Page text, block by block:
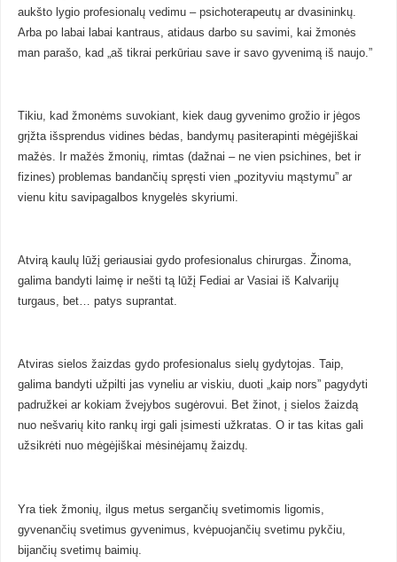
aukšto lygio profesionalų vedimu – psichoterapeutų ar dvasininkų.
Arba po labai labai kantraus, atidaus darbo su savimi, kai žmonės
man parašo, kad „aš tikrai perkūriau save ir savo gyvenimą iš naujo.”
Tikiu, kad žmonėms suvokiant, kiek daug gyvenimo grožio ir jėgos
grįžta išsprendus vidines bėdas, bandymų pasiterapinti mėgėjiškai
mažės. Ir mažės žmonių, rimtas (dažnai – ne vien psichines, bet ir
fizines) problemas bandančių spręsti vien „pozityviu mąstymu” ar
vienu kitu savipagalbos knygelės skyriumi.
Atvirą kaulų lūžį geriausiai gydo profesionalus chirurgas. Žinoma,
galima bandyti laimę ir nešti tą lūžį Fediai ar Vasiai iš Kalvarijų
turgaus, bet… patys suprantat.
Atviras sielos žaizdas gydo profesionalus sielų gydytojas. Taip,
galima bandyti užpilti jas vyneliu ar viskiu, duoti „kaip nors” pagydyti
padružkei ar kokiam žvejybos sugėrovui. Bet žinot, į sielos žaizdą
nuo nešvarių kito rankų irgi gali įsimesti užkratas. O ir tas kitas gali
užsikrėti nuo mėgėjiškai mėsinėjamų žaizdų.
Yra tiek žmonių, ilgus metus sergančių svetimomis ligomis,
gyvenančių svetimus gyvenimus, kvėpuojančių svetimu pykčiu,
bijančių svetimų baimių.